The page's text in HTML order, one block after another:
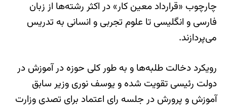
چارچوب «قرارداد معین کار» در اکثر رشته‌ها از زبان
فارسی و انگلیسی تا علوم تجربی و انسانی به تدریس
می‌پردازند.
رویکرد دخالت طلبه‌ها و به طور کلی حوزه در آموزش در
دولت رئیسی تقویت شده و یوسف نوری وزیر سابق
آموزش و پرورش در جلسه رای اعتماد برای تصدی وزارت